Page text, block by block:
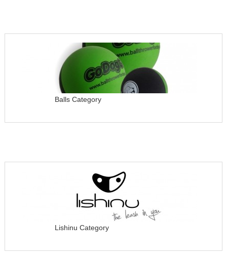
Balls Category
Lishinu Category